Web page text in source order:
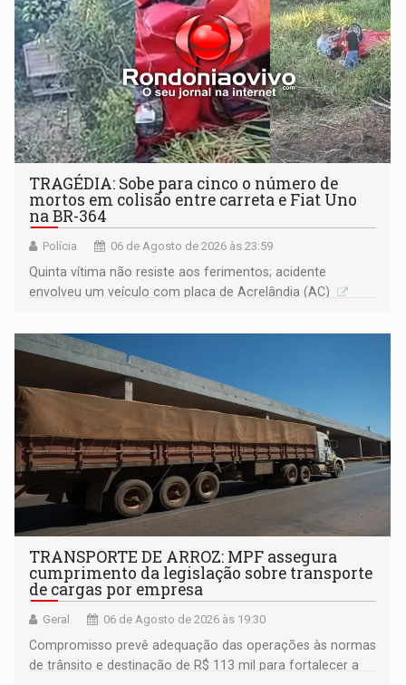
TRAGÉDIA: Sobe para cinco o número de
mortos em colisão entre carreta e Fiat Uno
na BR-364
Polícia 06 de Agosto de 2026 às 23:59
Quinta vítima não resiste aos ferimentos; acidente
envolveu um veículo com placa de Acrelândia (AC)
TRANSPORTE DE ARROZ: MPF assegura
cumprimento da legislação sobre transporte
de cargas por empresa
Geral 06 de Agosto de 2026 às 19:30
Compromisso prevê adequação das operações às normas
de trânsito e destinação de R$ 113 mil para fortalecer a